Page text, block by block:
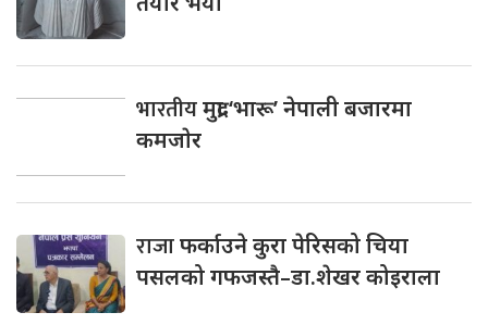
भारतीयमुद्रा ‘भारू’ नेपाली बजारमा
कमजाेर
राजाफर्काउने कुरा पेरिसको चिया
पसलको गफजस्तै–डा.शेखर कोइराला